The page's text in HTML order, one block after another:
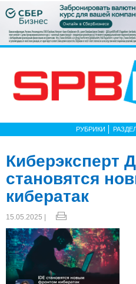
РУБРИКИ
Киберэксперт
становятся
кибератак
15.05.2025 |